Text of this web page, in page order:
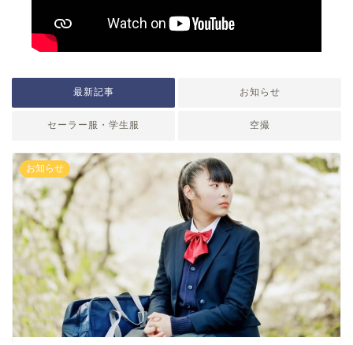
最新記事 お知らせ
セーラー服・学生服 空撮
お知らせ